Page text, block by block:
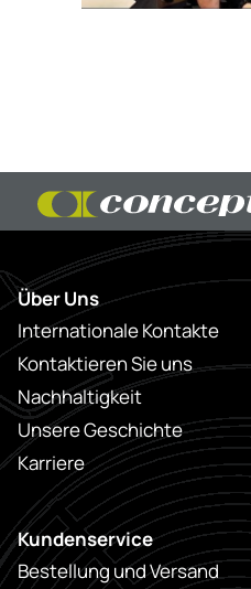
Über Uns
Internationale Kontakte
Kontaktieren Sie uns
Nachhaltigkeit
Unsere Geschichte
Karriere
Kundenservice
Bestellung und Versand